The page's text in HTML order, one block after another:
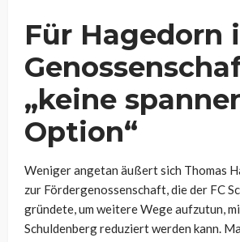
Für Hagedorn
„keine
Option“
Weniger angetan äußert sich Thomas
zur Fördergenossenschaft, die der FC
gründete, um weitere Wege aufzutun,
Schuldenberg reduziert werden kann.